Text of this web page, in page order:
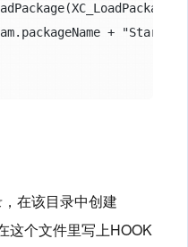
+
在该目录中创建
这个文件里写上HOOK